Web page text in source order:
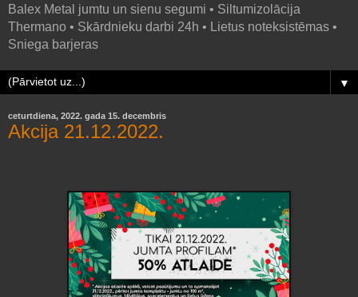
Balex Metal jumtu un sienu segumi • Siltumizolācija
Thermano • Skārdnieku darbi 24h • Lietus noteksistēmas •
Sniega barjeras
▼
ceturtdiena, 2022. gada 15. decembris
Akcija 21.12.2022.